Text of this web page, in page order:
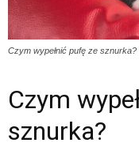
Czym wypełnić pufę ze sznurka?
Czym
sznurka?